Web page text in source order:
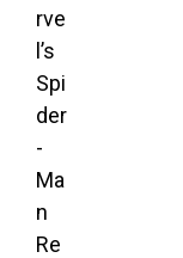
rve
l’s
Spi
der
-
Ma
n
Re